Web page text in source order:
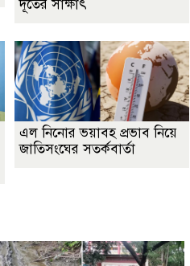
দূতের সাক্ষাৎ
এল নিনোর ভয়াবহ প্রভাব নিয়ে
জাতিসংঘের সতর্কবার্তা